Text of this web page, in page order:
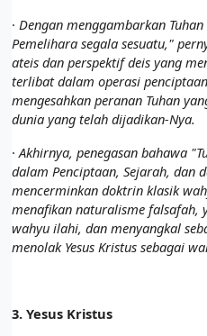
· Dengan menggambarkan
Pemelihara segala sesuatu,"
ateis dan perspektif deis yang
terlibat dalam operasi
mengesahkan peranan Tuhan
dunia yang telah dijadikan-Nya.
· Akhirnya, penegasan bahawa
dalam Penciptaan, Sejarah, dan
mencerminkan doktrin klasik
menafikan naturalisme falsafah,
wahyu ilahi, dan menyangkal
menolak Yesus Kristus sebagai
3. Yesus Kristus